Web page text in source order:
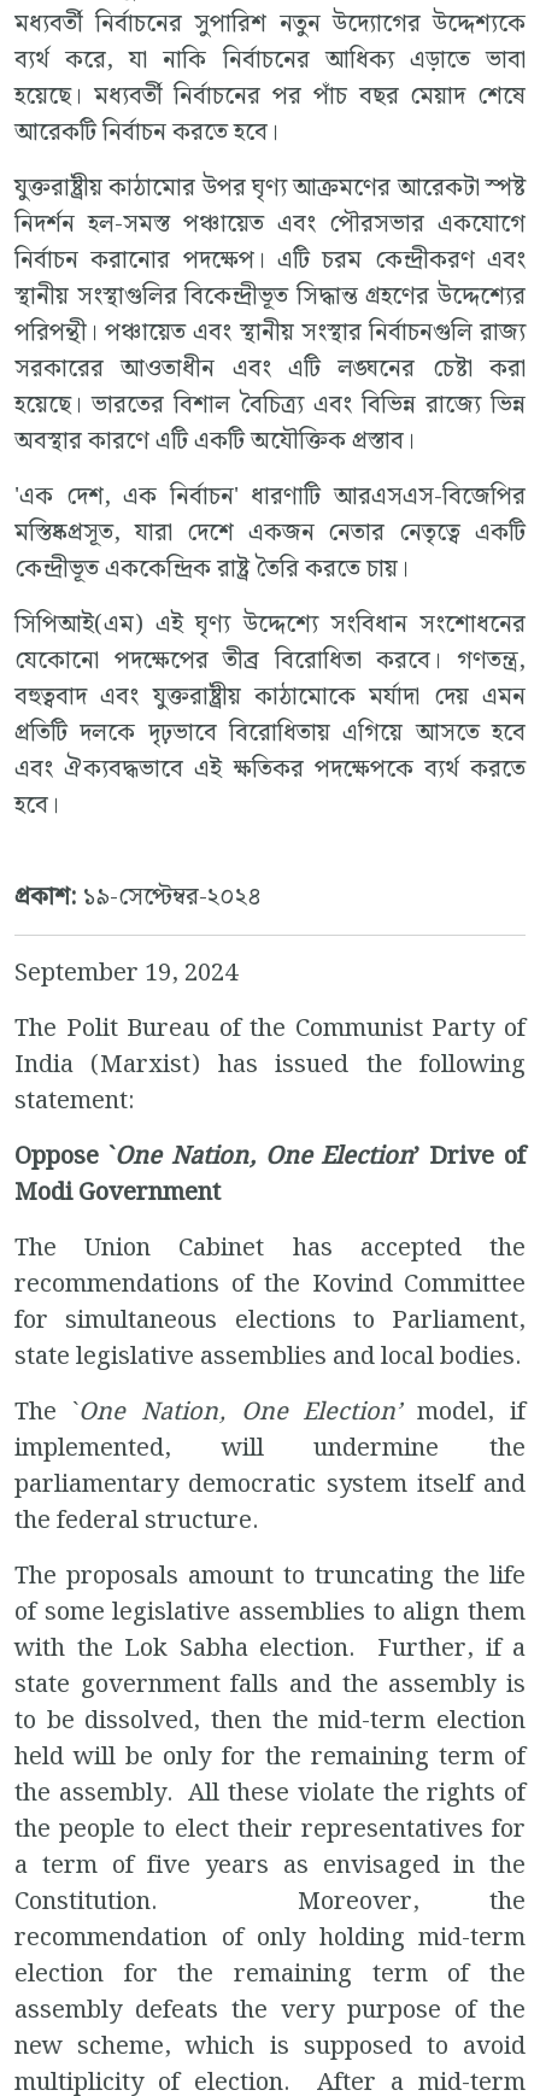
মধ্যবর্তী নির্বাচনের সুপারিশ নতুন উদ্যোগের উদ্দেশ্যকে
ব্যর্থ করে, যা নাকি নির্বাচনের আধিক্য এড়াতে ভাবা
হয়েছে। মধ্যবর্তী নির্বাচনের পর পাঁচ বছর মেয়াদ শেষে
আরেকটি নির্বাচন করতে হবে।
যুক্তরাষ্ট্রীয় কাঠামোর উপর ঘৃণ্য আক্রমণের আরেকটা স্পষ্ট
নিদর্শন হল-সমস্ত পঞ্চায়েত এবং পৌরসভার একযোগে
নির্বাচন করানোর পদক্ষেপ। এটি চরম কেন্দ্রীকরণ এবং
স্থানীয় সংস্থাগুলির বিকেন্দ্রীভূত সিদ্ধান্ত গ্রহণের উদ্দেশ্যের
পরিপন্থী। পঞ্চায়েত এবং স্থানীয় সংস্থার নির্বাচনগুলি রাজ্য
সরকারের আওতাধীন এবং এটি লঙ্ঘনের চেষ্টা করা
হয়েছে। ভারতের বিশাল বৈচিত্র্য এবং বিভিন্ন রাজ্যে ভিন্ন
অবস্থার কারণে এটি একটি অযৌক্তিক প্রস্তাব।
'এক দেশ, এক নির্বাচন' ধারণাটি আরএসএস-বিজেপির
মস্তিষ্কপ্রসূত, যারা দেশে একজন নেতার নেতৃত্বে একটি
কেন্দ্রীভূত এককেন্দ্রিক রাষ্ট্র তৈরি করতে চায়।
সিপিআই(এম) এই ঘৃণ্য উদ্দেশ্যে সংবিধান সংশোধনের
যেকোনো পদক্ষেপের তীব্র বিরোধিতা করবে। গণতন্ত্র,
বহুত্ববাদ এবং যুক্তরাষ্ট্রীয় কাঠামোকে মর্যাদা দেয় এমন
প্রতিটি দলকে দৃঢ়ভাবে বিরোধিতায় এগিয়ে আসতে হবে
এবং ঐক্যবদ্ধভাবে এই ক্ষতিকর পদক্ষেপকে ব্যর্থ করতে
হবে।
প্রকাশ: ১৯-সেপ্টেম্বর-২০২৪
September 19, 2024
The Polit Bureau of the Communist Party of
India (Marxist) has issued the following
statement:
Oppose `One Nation, One Election’ Drive of
Modi Government
The Union Cabinet has accepted the
recommendations of the Kovind Committee
for simultaneous elections to Parliament,
state legislative assemblies and local bodies.
The `One Nation, One Election’model, if
implemented, will undermine the
parliamentary democratic system itself and
the federal structure.
The proposals amount to truncating the life
of some legislative assemblies to align them
with the Lok Sabha election. Further, if a
state government falls and the assembly is
to be dissolved, then the mid-term election
held will be only for the remaining term of
the assembly. All these violate the rights of
the people to elect their representatives for
a term of five years as envisaged in the
Constitution. Moreover, the
recommendation of only holding mid-term
election for the remaining term of the
assembly defeats the very purpose of the
new scheme, which is supposed to avoid
multiplicity of election. After a mid-term